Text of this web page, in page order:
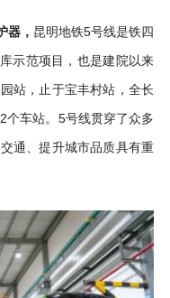
器， 昆明地铁5号线是铁四
示范项目，也是建院以来
站，止于宝丰村站，全长
个车站。5号线贯穿了众多
通、提升城市品质具有重